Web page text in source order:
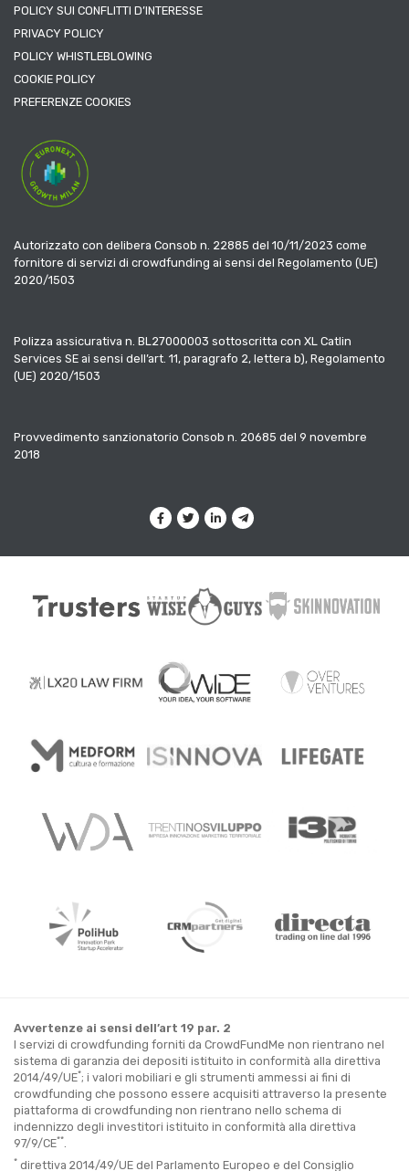
POLICY SUI CONFLITTI D’INTERESSE
PRIVACY POLICY
POLICY WHISTLEBLOWING
COOKIE POLICY
PREFERENZE COOKIES
Autorizzato con delibera Consob n. 22885 del 10/11/2023 come
fornitore di servizi di crowdfunding ai sensi del Regolamento (UE)
2020/1503
Polizza assicurativa n. BL27000003 sottoscritta con XL Catlin
Services SE ai sensi dell’art. 11, paragrafo 2, lettera b), Regolamento
(UE) 2020/1503
Provvedimento sanzionatorio Consob n. 20685 del 9 novembre
2018
Avvertenze ai sensi dell’art 19 par. 2
I servizi di crowdfunding forniti da CrowdFundMe non rientrano nel
sistema di garanzia dei depositi istituito in conformità alla direttiva
2014/49/UE*; i valori mobiliari e gli strumenti ammessi ai fini di
crowdfunding che possono essere acquisiti attraverso la presente
piattaforma di crowdfunding non rientrano nello schema di
indennizzo degli investitori istituito in conformità alla direttiva
97/9/CE**
* direttiva 2014/49/UE del Parlamento Europeo e del Consiglio